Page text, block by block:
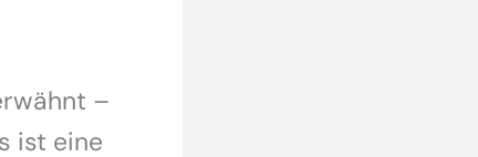
–
ist eine